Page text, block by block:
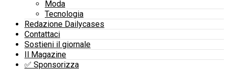
Moda
Tecnologia
Redazione Dailycases
Contattaci
Sostieni il giornale
Il Magazine
✅​ Sponsorizza